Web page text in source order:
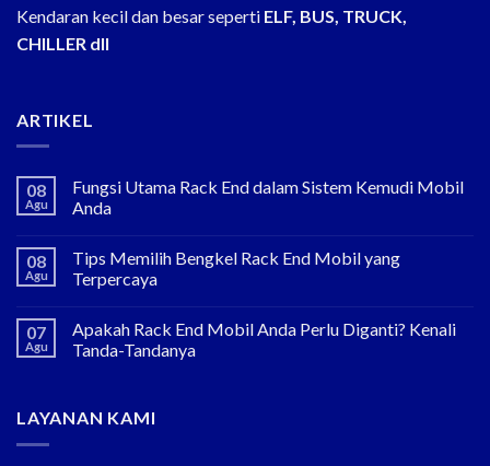
Kendaran kecil dan besar seperti ELF, BUS, TRUCK,
CHILLER dll
ARTIKEL
08
Agu
Fungsi Utama Rack End dalam Sistem Kemudi Mobil
Anda
08
Agu
Tips Memilih Bengkel Rack End Mobil yang
Terpercaya
07
Agu
Apakah Rack End Mobil Anda Perlu Diganti? Kenali
Tanda-Tandanya
LAYANAN KAMI